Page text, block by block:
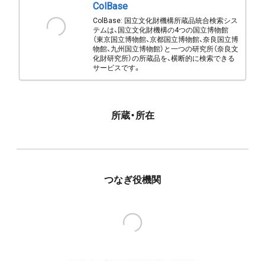
ColBase
ColBase: 国立文化財機構所蔵品統合検索シス
テムは、国立文化財機構の4つの国立博物館
（東京国立博物館、京都国立博物館、奈良国立博
物館、九州国立博物館）と一つの研究所（奈良文
化財研究所）の所蔵品を、横断的に検索できる
サービスです。
所蔵・所在
つなぎ役機関